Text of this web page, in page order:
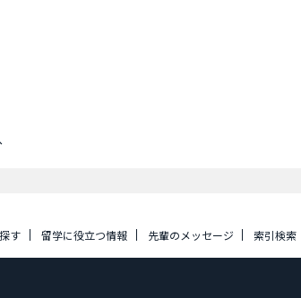
す 留学に役立つ情報 先輩のメッセージ 索引検索